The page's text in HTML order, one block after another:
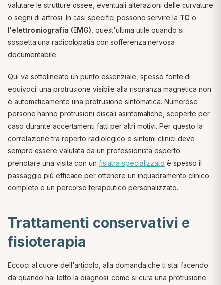
valutare le strutture ossee, eventuali alterazioni delle curvature
o segni di artrosi. In casi specifici possono servire la TC o
l'elettromiografia (EMG) , quest'ultima utile quando si
sospetta una radicolopatia con sofferenza nervosa
documentabile.
Qui va sottolineato un punto essenziale, spesso fonte di
equivoci: una protrusione visibile alla risonanza magnetica non
è automaticamente una protrusione sintomatica. Numerose
persone hanno protrusioni discali asintomatiche, scoperte per
caso durante accertamenti fatti per altri motivi. Per questo la
correlazione tra reperto radiologico e sintomi clinici deve
sempre essere valutata da un professionista esperto:
prenotare una visita con un fisiatra specializzato è spesso il
passaggio più efficace per ottenere un inquadramento clinico
completo e un percorso terapeutico personalizzato.
Trattamenti conservativi e
fisioterapia
Eccoci al cuore dell'articolo, alla domanda che ti stai facendo
da quando hai letto la diagnosi: come si cura una protrusione